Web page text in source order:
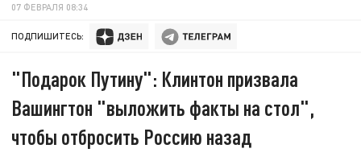
07 ФЕВРАЛЯ 08:34
ПОДПИШИТЕСЬ:
"Подарок Путину": Клинтон призвала
Вашингтон "выложить факты на стол",
чтобы отбросить Россию назад